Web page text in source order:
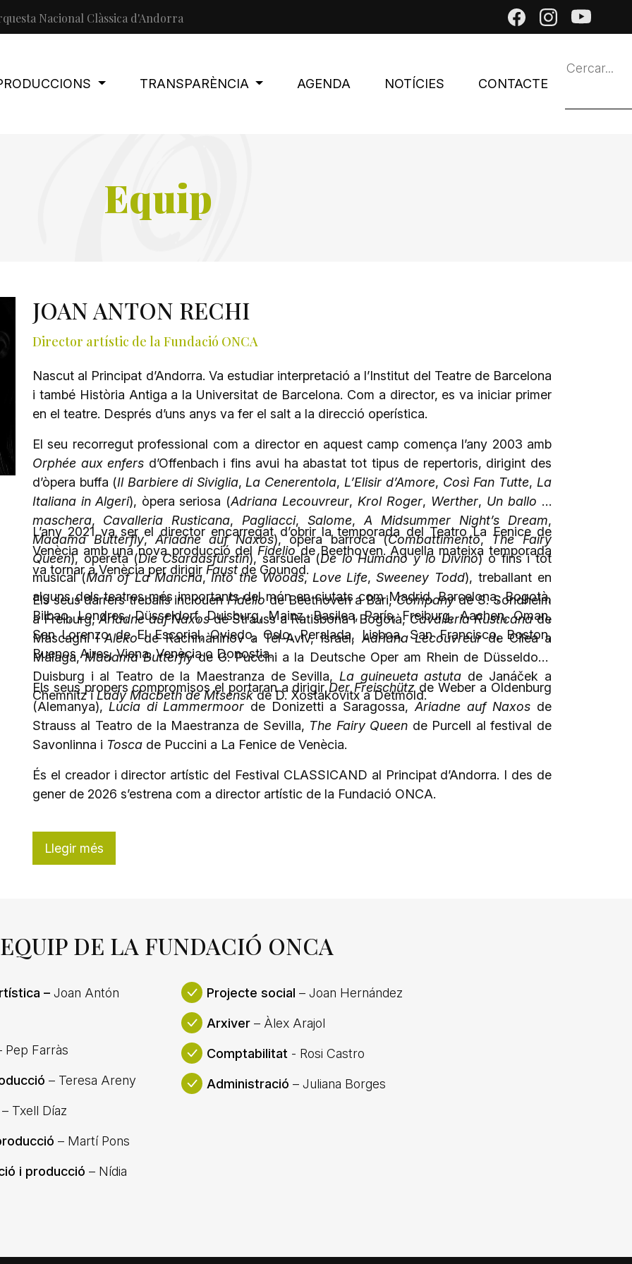
Nacional Clàssica d'Andorra
TRANSPARÈNCIA AGENDA NOTÍCIES CONTACTE
Equip
JOAN ANTON RECHI
Director artístic de la Fundació ONCA
Nascut al Principat d’Andorra. Va estudiar interpretació a l’Institut del Teatre de Barcelona
i també Història Antiga a la Universitat de Barcelona. Com a director, es va iniciar primer
en el teatre. Després d’uns anys va fer el salt a la direcció operística.
El seu recorregut professional com a director en aquest camp comença l’any 2003 amb
Orphée aux enfers d’Offenbach i fins avui ha abastat tot tipus de repertoris, dirigint des
d’òpera buffa (Il Barbiere di Siviglia, La Cenerentola, L’Elisir d’Amore, Così Fan Tutte, La
Italiana in Algeri), òpera seriosa (Adriana Lecouvreur, Krol Roger, Werther, Un ballo in
maschera, Cavalleria Rusticana, Pagliacci, Salome, A Midsummer Night’s Dream,
Madama Butterfly,Ariadne auf Naxos), òpera barroca (Combattimento, The Fairy
Queen), opereta (Die Csardasfürstin), sarsuela (De lo Humano y lo Divino) o fins i tot
musical (Man of La Mancha, Into the Woods, Love Life, Sweeney Todd), treballant en
alguns dels teatres més importants del món en ciutats com Madrid, Barcelona, Bogotà,
Bilbao, Londres, Düsseldorf, Duisburg, Mainz, Basilea, París, Freiburg, Aachen, Oman,
San Lorenzo de El Escorial, Oviedo, Oslo, Peralada, Lisboa, San Francisco, Boston,
Buenos Aires, Viena, Venècia o Donostia.
L’any 2021 va ser el director encarregat d’obrir la temporada del Teatro La Fenice de
Venècia amb una nova producció del Fideliode Beethoven. Aquella mateixa temporada
va tornar a Venècia per dirigir Faust de Gounod.
Els seus darrers treballs inclouenFideliode Beethoven a Bari,Companyde S. Sondheim
a Freiburg,Ariadne auf Naxosde Strauss a Ratisbona i Bogotà,Cavalleria Rusticanade
Mascagni iAlekode Rachmàninov a Tel-Aviv, Israel, Adriana Lecouvreurde Cilea a
Màlaga,Madama Butterflyde G. Puccini a la Deutsche Oper am Rhein de Düsseldorf-
Duisburg i al Teatro de la Maestranza de Sevilla, La guineueta astuta de Janáček a
Chemnitz iLady Macbeth de Mtsenskde D. Xostakóvitx a Detmold.
Els seus propers compromisos el portaran a dirigirDer Freischützde Weber a Oldenburg
(Alemanya), Lucia di Lammermoor de Donizetti a Saragossa, Ariadne auf Naxos de
Strauss al Teatro de la Maestranza de Sevilla, The Fairy Queen de Purcell al festival de
Savonlinna i Tosca de Puccini a La Fenice de Venècia.
És el creador i director artístic del Festival CLASSICAND al Principat d’Andorra. I des de
gener de 2026 s’estrena com a director artístic de la Fundació ONCA.
Llegir més
DE LA FUNDACIÓ ONCA
– Joan Antón
Pep Farràs
– Teresa Areny
– Txell Díaz
– Martí Pons
i producció – Nídia
Projecte social – Joan Hernández
Arxiver – Àlex Arajol
Comptabilitat - Rosi Castro
Administració – Juliana Borges